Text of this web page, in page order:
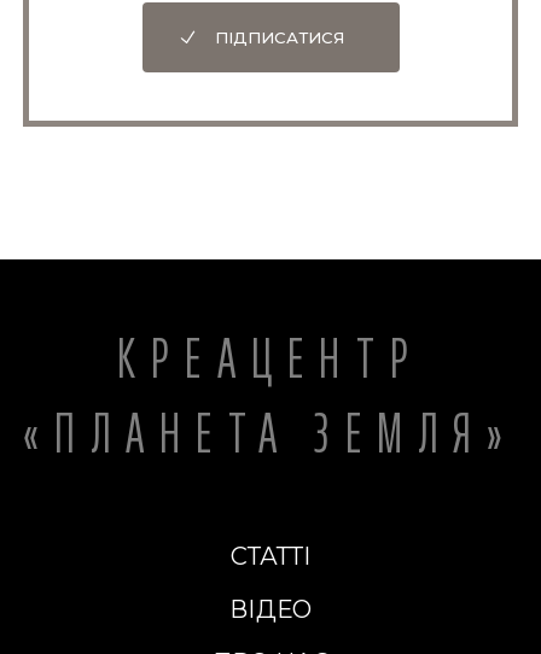
ПІДПИСАТИСЯ
КРЕАЦЕНТР
«ПЛАНЕТА ЗЕМЛЯ»
СТАТТІ
ВІДЕО